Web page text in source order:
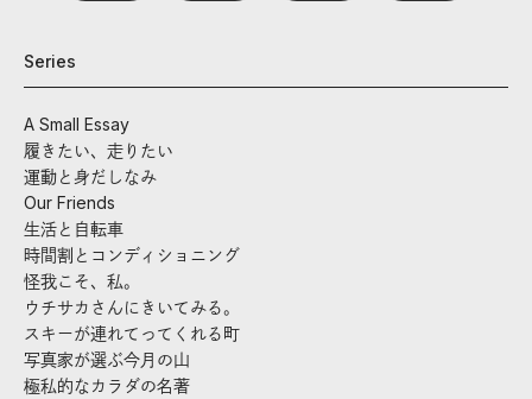
Series
A Small Essay
履きたい、走りたい
運動と身だしなみ
Our Friends
生活と自転車
時間割とコンディショニング
怪我こそ、私。
ウチサカさんにきいてみる。
スキーが連れてってくれる町
写真家が選ぶ今月の山
極私的なカラダの名著